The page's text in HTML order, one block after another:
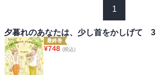
1
夕暮れのあなたは、少し首をかしげて 3
最終巻
¥748 (税込)